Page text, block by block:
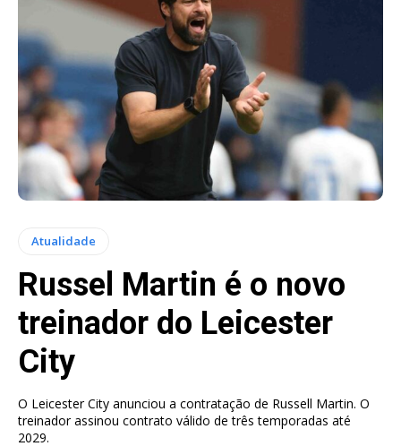
Atualidade
Russel Martin é o novo
treinador do Leicester
City
O Leicester City anunciou a contratação de Russell Martin. O
treinador assinou contrato válido de três temporadas até
2029.